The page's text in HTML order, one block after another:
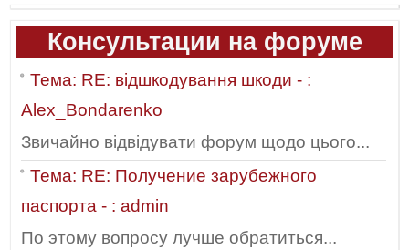
Консультации на форуме
Тема: RE: відшкодування шкоди - :
Alex_Bondarenko
Звичайно відвідувати форум щодо цього...
Тема: RE: Получение зарубежного
паспорта - : admin
По этому вопросу лучше обратиться...